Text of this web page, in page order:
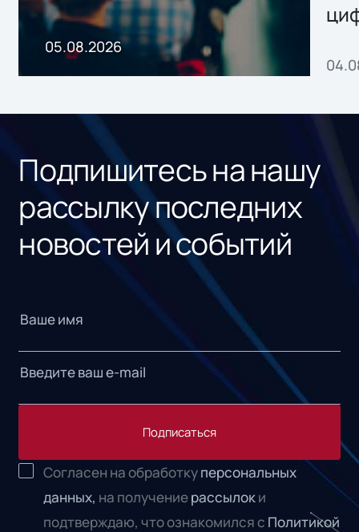
05.08.2026
Подпишитесь на нашу
рассылку последних
новостей и событий
Подписаться
Согласен на обработкуперсональных
данных, на получениерассылоки
подтверждаю, что ознакомился с Политикой